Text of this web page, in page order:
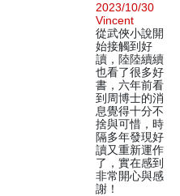
2023/10/30
Vincent
從武俠小說開
始接觸到好
讀，陸陸續續
也看了很多好
書，六年前看
到周博士的消
息覺得十分不
捨與可惜，時
隔多年發現好
讀又重新運作
了，實在感到
非常開心與感
謝！